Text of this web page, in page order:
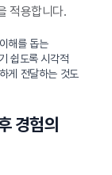
적용합니다.
해를 돕는
쉽도록 시각적
게 전달하는 것도
경험의